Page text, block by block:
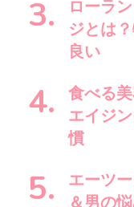
ローラ
ジとは
良い
食べる
エイジ
慣
エーツ
＆男の